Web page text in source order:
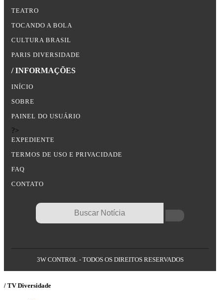
TEATRO
TOCANDO A BOLA
CULTURA BRASIL
PARIS DIVERSIDADE
/ INFORMAÇÕES
INÍCIO
SOBRE
PAINEL DO USUÁRIO
?>
EXPEDIENTE
TERMOS DE USO E PRIVACIDADE
FAQ
CONTATO
3W CONTROL - TODOS OS DIREITOS RESERVADOS
/ TV Diversidade